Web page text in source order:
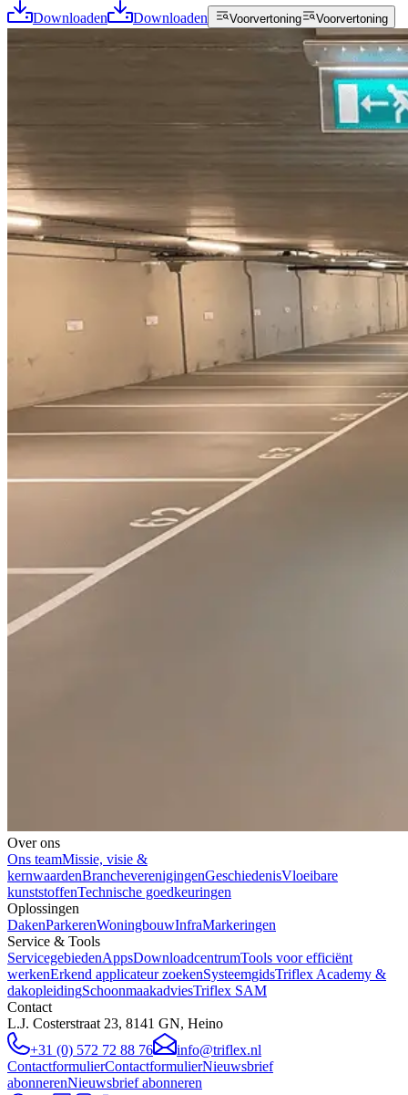
Downloaden
Downloaden Voorvertoning Voorvertoning
Over ons
Ons teamMissie, visie &
kernwaardenBrancheverenigingenGeschiedenisVloeibare
kunststoffenTechnische goedkeuringen
Oplossingen
DakenParkerenWoningbouwInfraMarkeringen
Service & Tools
ServicegebiedenAppsDownloadcentrumTools voor efficiënt
werkenErkend applicateur zoekenSysteemgidsTriflex Academy &
dakopleidingSchoonmaakadviesTriflex SAM
Contact
L.J. Costerstraat 23, 8141 GN, Heino
+31 (0) 572 72 88 76
info@triflex.nl
ContactformulierContactformulierNieuwsbrief
abonnerenNieuwsbrief abonneren